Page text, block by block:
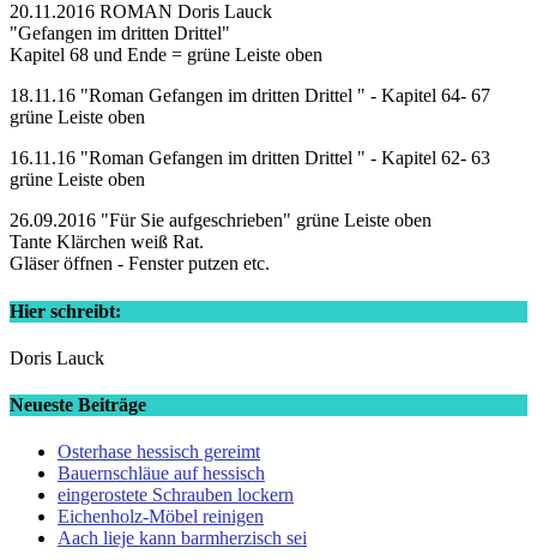
20.11.2016 ROMAN Doris Lauck
"Gefangen im dritten Drittel"
Kapitel 68 und Ende = grüne Leiste oben
18.11.16 "Roman Gefangen im dritten Drittel " - Kapitel 64- 67
grüne Leiste oben
16.11.16 "Roman Gefangen im dritten Drittel " - Kapitel 62- 63
grüne Leiste oben
26.09.2016 "Für Sie aufgeschrieben" grüne Leiste oben
Tante Klärchen weiß Rat.
Gläser öffnen - Fenster putzen etc.
Hier schreibt:
Doris Lauck
Neueste Beiträge
Osterhase hessisch gereimt
Bauernschläue auf hessisch
eingerostete Schrauben lockern
Eichenholz-Möbel reinigen
Aach lieje kann barmherzisch sei